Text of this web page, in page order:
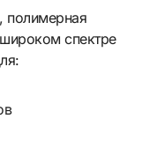
полимерная
спектре